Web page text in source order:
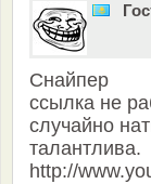
Снайпер
ссылка не
случайно
талантлива.
http://